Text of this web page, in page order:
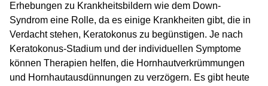
Erhebungen zu Krankheitsbildern wie dem Down-
Syndrom eine Rolle, da es einige Krankheiten gibt, die in
Verdacht stehen, Keratokonus zu begünstigen. Je nach
Keratokonus-Stadium und der individuellen Symptome
können Therapien helfen, die Hornhautverkrümmungen
und Hornhautausdünnungen zu verzögern. Es gibt heute